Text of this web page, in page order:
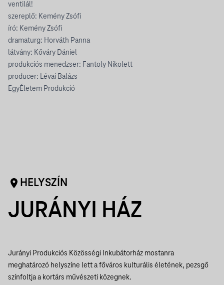
ventilál!
szereplő: Kemény Zsófi
író: Kemény Zsófi
dramaturg: Horváth Panna
látvány: Kőváry Dániel
produkciós menedzser: Fantoly Nikolett
producer: Lévai Balázs
EgyÉletem Produkció
HELYSZÍN
JURÁNYI HÁZ
Jurányi Produkciós Közösségi Inkubátorház mostanra
meghatározó helyszíne lett a főváros kulturális életének, pezsgő
színfoltja a kortárs művészeti közegnek.